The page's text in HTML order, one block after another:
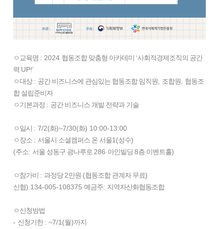
ㅇ교육명 : 2024 협동조합 맞춤형 아카데미 ‘사회적경제조직의 공간
력 UP!’
ㅇ대상: 공간 비즈니스에 관심있는 협동조합 임직원 조합원
협동조
합 설립준비자
ㅇ기본과정 : 공간 비즈니스 개발 전략과 기술
ㅇ일시 : 7/2(화)~7/30(화) 10:00-13:00
ㅇ장소 : 서울시 소셜캠퍼스 온 서울1(성수)
(주소: 서울 성동구 광나루로 286 아인빌딩 8층 이벤트홀)
ㅇ참가비 : 과정당2만원 (협동조합 관계자 무료)
신협) 134-005-108375 예금주: 지역자산화협동조합
ㅇ신청방법
- 신청기한: ~7/1(월)까지